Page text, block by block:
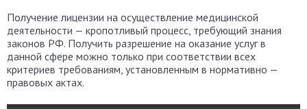
Получение лицензии на осуществление медицинской
деятельности — кропотливый процесс, требующий знания
законов РФ. Получить разрешение на оказание услуг в
данной сфере можно только при соответствии всех
критериев требованиям, установленным в нормативно —
правовых актах.